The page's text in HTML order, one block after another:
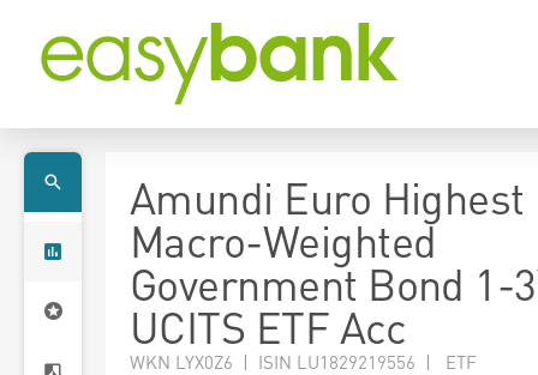
Amundi Euro Highest
Macro-Weighted
Government Bond 1-
UCITS ETF Acc
WKN LYX0Z6 | ISIN LU1829219556 | ETF